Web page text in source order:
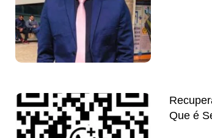
Que é